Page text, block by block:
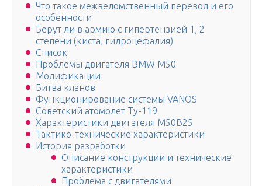
Что такое межведомственный перевод и его
особенности
Берут ли в армию с гипертензией 1, 2
степени (киста, гидроцефалия)
Список
Проблемы двигателя BMW M50
Модификации
Битва кланов
Функционирование системы VANOS
Советский атомолет Ту-119
Характеристики двигателя М50В25
Тактико-технические характеристики
История разработки
Описание конструкции и технические
характеристики
Проблема с двигателями